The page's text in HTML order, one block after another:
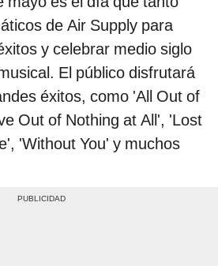
de Air Supply para
y celebrar medio siglo
El público disfrutará
éxitos, como 'All Out of
Out of Nothing at All', 'Lost
'Without You' y muchos